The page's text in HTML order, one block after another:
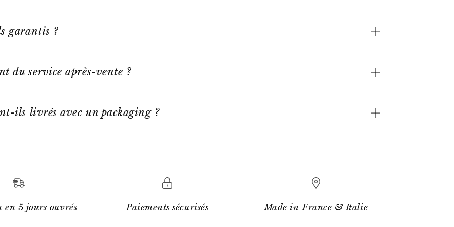
garantis ?
du service après-vente ?
ils livrés avec un packaging ?
5 jours ouvrés Paiements sécurisés Made in France & Italie